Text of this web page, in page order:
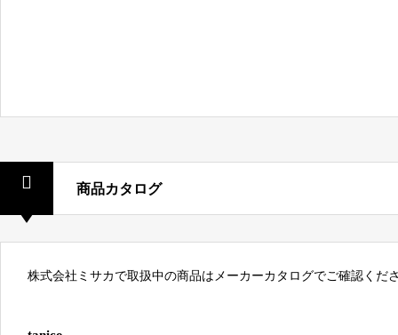
商品カタログ
株式会社ミサカで取扱中の商品はメーカーカタログでご確認くだ